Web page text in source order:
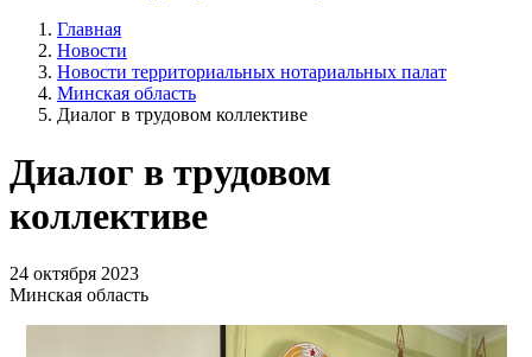
Главная
Новости
Новости территориальных нотариальных палат
Минская область
Диалог в трудовом коллективе
Диалог в трудовом
коллективе
24 октября 2023
Минская область